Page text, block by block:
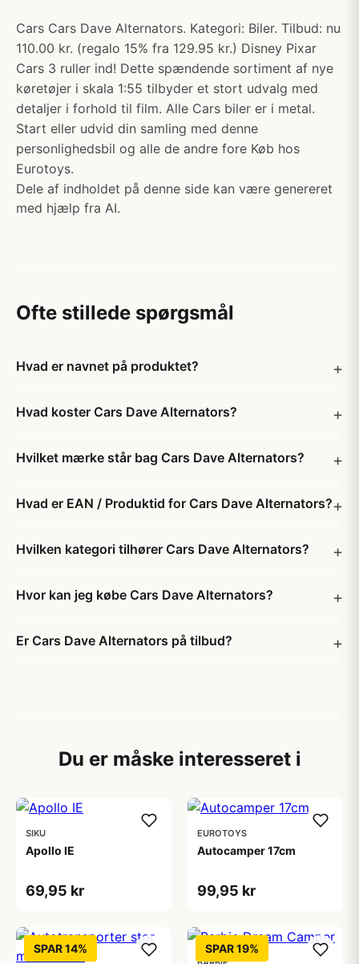
Cars Cars Dave Alternators. Kategori: Biler. Tilbud: nu
110.00 kr. (regalo 15% fra 129.95 kr.) Disney Pixar
Cars 3 ruller ind! Dette spændende sortiment af nye
køretøjer i skala 1:55 tilbyder et stort udvalg med
detaljer i forhold til film. Alle Cars biler er i metal.
Start eller udvid din samling med denne
personlighedsbil og alle de andre fore Køb hos
Eurotoys.
Dele af indholdet på denne side kan være genereret
med hjælp fra AI.
Ofte stillede spørgsmål
Hvad er navnet på produktet?
Hvad koster Cars Dave Alternators?
Hvilket mærke står bag Cars Dave Alternators?
Hvad er EAN / Produktid for Cars Dave Alternators?
Hvilken kategori tilhører Cars Dave Alternators?
Hvor kan jeg købe Cars Dave Alternators?
Er Cars Dave Alternators på tilbud?
Du er måske interesseret i
SIKU
Apollo IE
69,95 kr
EUROTOYS
Autocamper 17cm
99,95 kr
SPAR 14% SPAR 19%